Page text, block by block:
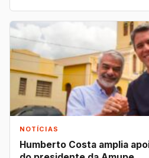
NOTÍCIAS
Humberto Costa amplia